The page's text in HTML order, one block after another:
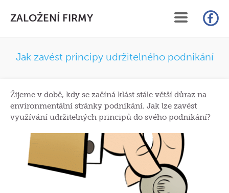
ZALOŽENÍ FIRMY
ČLÁNKY
KONTAKT
Jak zavést principy udržitelného podnikání
Žijeme v době, kdy se začíná klást stále větší důraz na
environmentální stránky podnikání. Jak lze zavést
využívání udržitelných principů do svého podnikání?